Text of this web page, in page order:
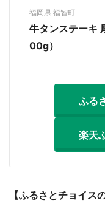
福岡県 福智町
牛タンステーキ
00g）
ふる
楽天
【ふるさとチョイス